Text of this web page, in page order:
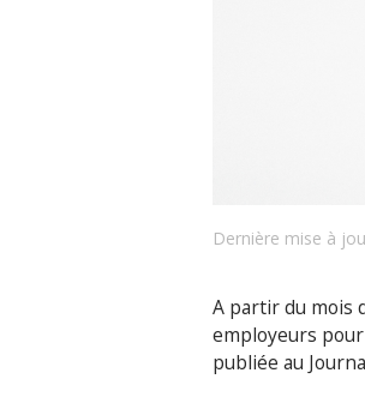
Dernière mise à
A partir du mois
employeurs
publiée au